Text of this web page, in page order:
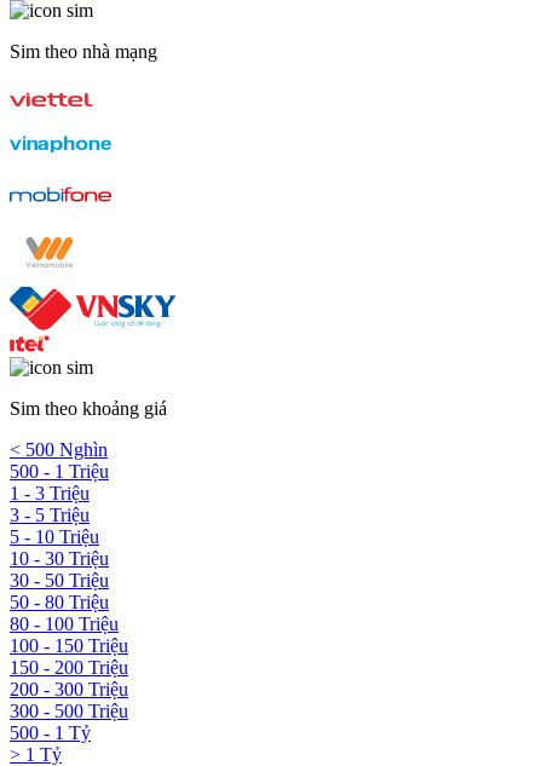
Sim theo nhà mạng
Sim theo khoảng giá
< 500 Nghìn
500 - 1 Triệu
1 - 3 Triệu
3 - 5 Triệu
5 - 10 Triệu
10 - 30 Triệu
30 - 50 Triệu
50 - 80 Triệu
80 - 100 Triệu
100 - 150 Triệu
150 - 200 Triệu
200 - 300 Triệu
300 - 500 Triệu
500 - 1 Tỷ
> 1 Tỷ